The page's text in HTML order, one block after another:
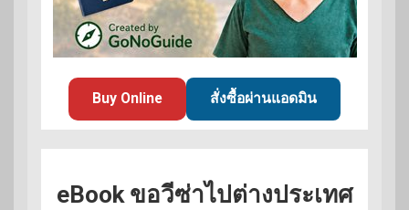
Buy Online สั่งซื้อผ่านแอดมิน
eBook ขอวีซ่าไปต่างประเทศ